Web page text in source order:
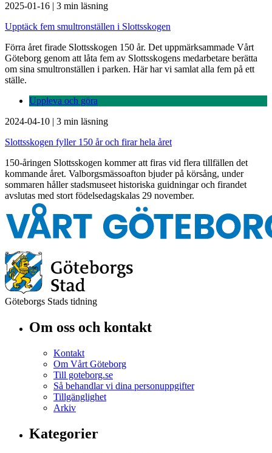
2025-01-16 | 3 min läsning
Upptäck fem smultronställen i Slottsskogen
Förra året firade Slottsskogen 150 år. Det uppmärksammade Vårt
Göteborg genom att låta fem av Slottsskogens medarbetare berätta
om sina smultronställen i parken. Här har vi samlat alla fem på ett
ställe.
Uppleva och göra
2024-04-10 | 3 min läsning
Slottsskogen fyller 150 år och firar hela året
150-åringen Slottsskogen kommer att firas vid flera tillfällen det
kommande året. Valborgsmässoafton bjuder på körsång, under
sommaren håller stadsmuseet historiska guidningar och firandet
avslutas med stort födelsedagskalas 29 november.
Göteborgs Stads tidning
Om oss och kontakt
Kontakt
Om Vårt Göteborg
Till goteborg.se
Så behandlar vi dina personuppgifter
Tillgänglighet
Arkiv
Kategorier